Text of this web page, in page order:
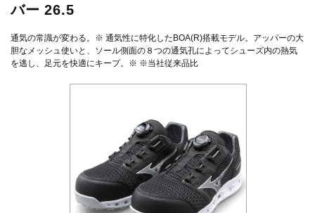
バー 26.5
通気の常識が変わる。※ 通気性に特化したBOA(R)搭載モデル。アッパーの大
胆なメッシュ使いと、ソール側面の８つの通気孔によってシューズ内の熱気
を逃し、足元を快適にキープ。※ ※当社従来品比